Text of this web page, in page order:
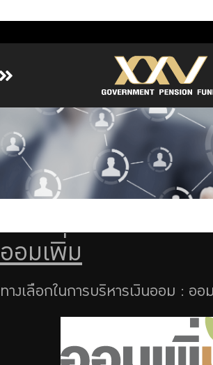
About GPF
Member
Investment
Contact Us
ออมเพิ่ม
ทางเลือกในการบริหารเงินออม : ออ